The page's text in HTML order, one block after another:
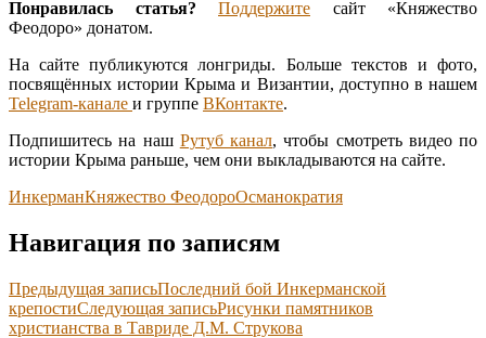
Понравилась статья? Поддержите сайт «Княжество
Феодоро» донатом.
На сайте публикуются лонгриды. Больше текстов и фото,
посвящённых истории Крыма и Византии, доступно в нашем
Telegram-канале и группе ВКонтакте.
Подпишитесь на наш Рутуб канал, чтобы смотреть видео по
истории Крыма раньше, чем они выкладываются на сайте.
ИнкерманКняжество ФеодороОсманократия
Навигация по записям
Предыдущая записьПоследний бой Инкерманской
крепостиСледующая записьРисунки памятников
христианства в Тавриде Д.М. Струкова